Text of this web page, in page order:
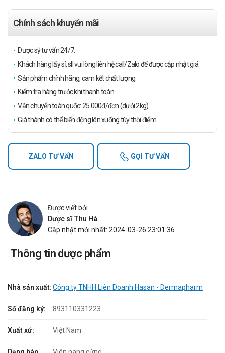
Chính sách khuyến mãi
Dược sỹ tư vấn 24/7.
Khách hàng lấy sỉ, sll vui lòng liên hệ call/Zalo để được cập nhật giá
Sản phẩm chính hãng, cam kết chất lượng.
Kiểm tra hàng trước khi thanh toán.
Vận chuyển toàn quốc: 25.000đ/đơn (dưới 2kg).
Giá thành có thể biến động lên xuống tùy thời điểm.
ZALO TƯ VẤN GỌI TƯ VẤN
Được viết bởi
Dược sĩ Thu Hà
Cập nhật mới nhất: 2024-03-26 23:01:36
Thông tin dược phẩm
Nhà sản xuất:Công ty TNHH Liên Doanh Hasan - Dermapharm
Số đăng ký: 893110331223
Xuất xứ: Việt Nam